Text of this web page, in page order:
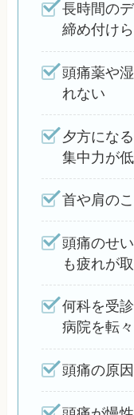
長時間の
締め付け
頭痛薬や
れない
夕方にな
集中力が
首や肩の
頭痛のせ
も疲れが
何科を受
病院を転
頭痛の原